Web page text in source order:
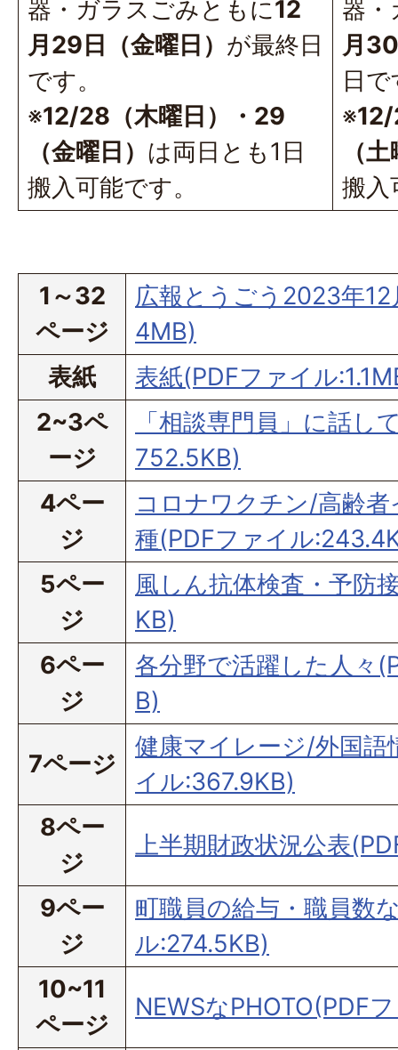
器・ガラスごみともに12
月29日（金曜日） が最終日
です。
※12/28（木曜日）・29
（金曜日） は両日とも1日
搬入可能です。
器
月
日
※
（
搬入
1～32
ページ
広報とうごう2023年12
4MB)
表紙
表紙(PDFファイル
2~3ペ
ージ
「相談専門員」に話し
752.5KB)
4ペー
ジ
コロナワクチン/高齢
種(PDFファイル
5ペー
ジ
風しん抗体検査・予防
KB)
6ペー
ジ
各分野で活躍した人々
B)
7ページ
健康マイレージ/外国語
イル:367.9KB)
8ペー
ジ
上半期財政状況公表
9ペー
ジ
町職員の給与・職員数
ル:274.5KB)
10~11
ページ
NEWSなPHOTO(PDF